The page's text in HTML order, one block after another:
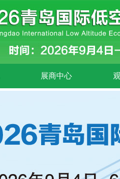
展商中心